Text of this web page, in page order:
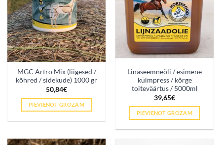
MGC Artro Mix (liigesed /
kõhred / sidekude) 1000 gr
50,84€
PIEVIENOT GROZAM
Linaseemneõli / esimene
külmpress / kõrge
toiteväärtus / 5000ml
39,65€
PIEVIENOT GROZAM